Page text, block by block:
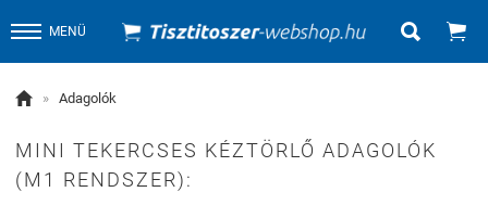
MENÜ  
 » Adagolók
MINI TEKERCSES KÉZTÖRLŐ ADAGOLÓK
(M1 RENDSZER):